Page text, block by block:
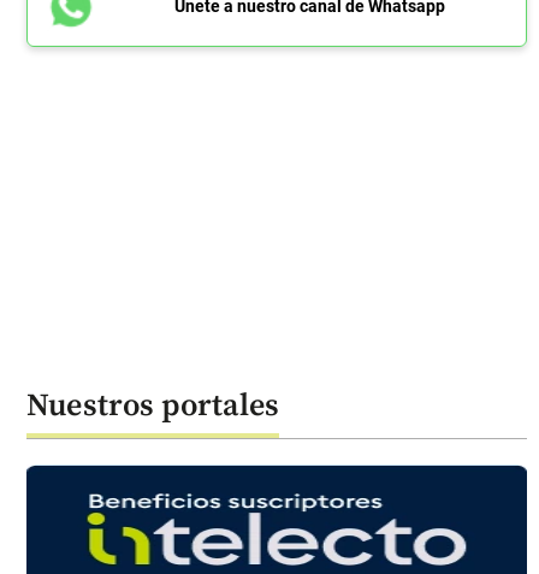
Únete a nuestro canal de Whatsapp
Nuestros portales